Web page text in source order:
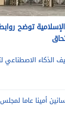
توضح
الذكاء الاصطناعي
أمينا عاما لمجلس